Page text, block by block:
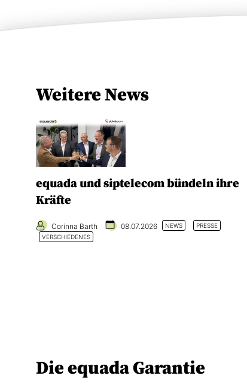
Weitere News
equada und siptelecom bündeln ihre
Kräfte
Corinna Barth 08.07.2026 NEWS
PRESSE
VERSCHIEDENES
Die equada Garantie